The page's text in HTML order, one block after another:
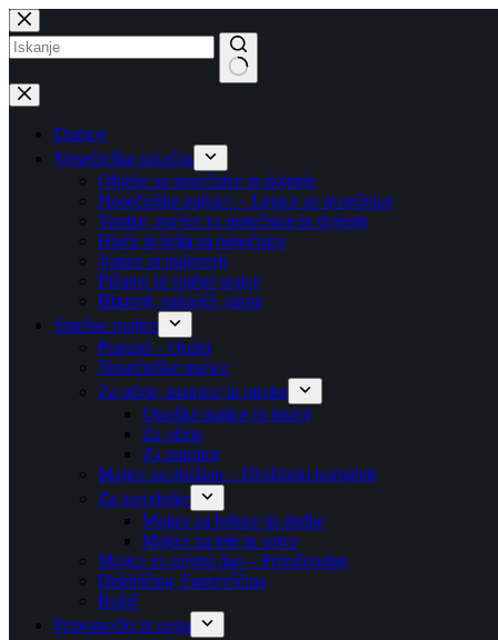
Skip
to
content
No
results
Domov
Nosečniška oblačila
Obleke za nosečnice in dojenje
Nosečniške pajkice – Legice za nosečnice
Tunike, majice za nosečnice in dojenje
Hlače in krila za nosečnice
Jopice in puloverji
Pižame in spalne srajce
Blazerji, suknjiči, jakne
Smešne majice
Popusti – Outlet
Nosečniške majice
Za očete, mamice in otroke
Otroške majice in bodiji
Za očete
Za mamice
Majice za družino – Družinski kompleti
Za sorodnike
Majice za babice in dedke
Majice za tete in strice
Majice za rojstni dan – Priložnostne
Dekliščina, Fantovščina
Božič
Pripomočki in nega